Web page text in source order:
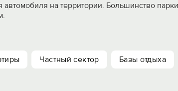
на территории. Большинство
Частный сектор Базы отдыха